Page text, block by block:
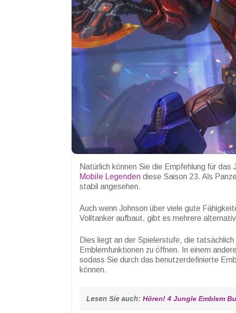
Natürlich können Sie die Empfehlung für
Mobile Legenden diese Saison 23. Als
stabil angesehen.
Auch wenn Johnson über viele gute
Volltanker aufbaut, gibt es mehrere
Dies liegt an der Spielerstufe, die
Emblemfunktionen zu öffnen. In einem
sodass Sie durch das benutzerdefinierte
können.
Lesen Sie auch: Hören! 4 Jungle Emblem